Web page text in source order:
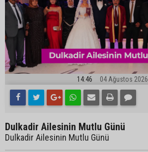
14:46 04 Ağustos 2026
Dulkadir Ailesinin Mutlu Günü
Dulkadir Ailesinin Mutlu Günü